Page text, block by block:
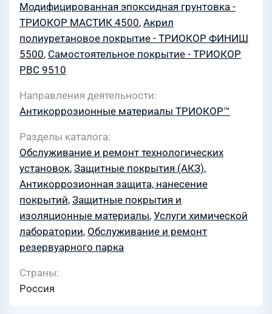
Модифицированная эпоксидная грунтовка -
ТРИОКОР МАСТИК 4500, Акрил
полиуретановое покрытие - ТРИОКОР ФИНИШ
5500, Самостоятельное покрытие - ТРИОКОР
PBC 9510
Направления деятельности
Антикоррозионные материалы ТРИОКОР™
Разделы каталога
Обслуживание и ремонт технологических
установок, Защитные покрытия (АКЗ),
Антикоррозионная защита, нанесение
покрытий, Защитные покрытия и
изоляционные материалы, Услуги химической
лаборатории, Обслуживание и ремонт
резервуарного парка
Страны
Россия